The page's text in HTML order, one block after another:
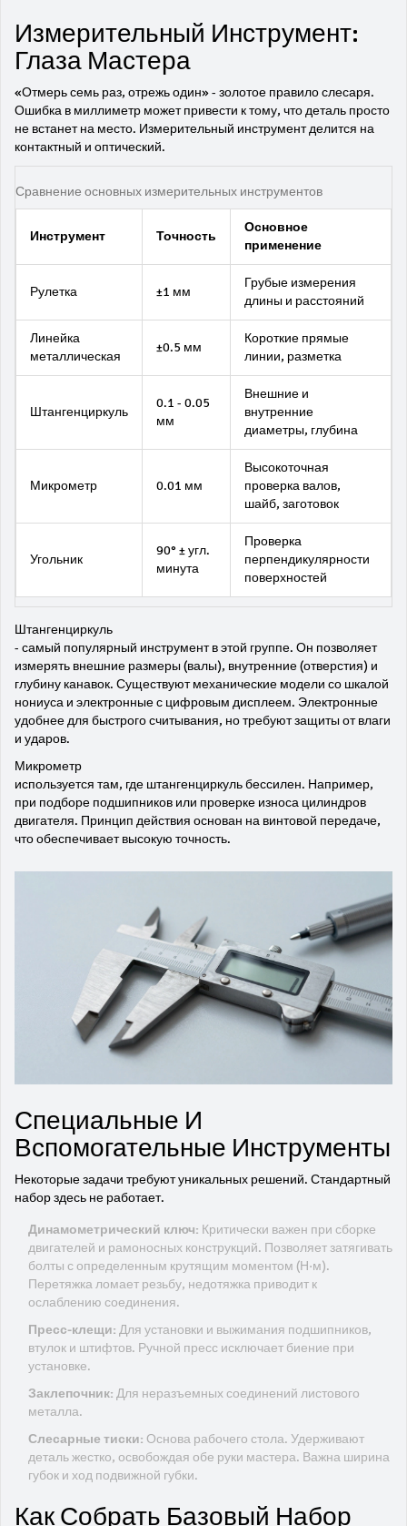
Измерительный Инструмент:
Глаза Мастера
«Отмерь семь раз, отрежь один» - золотое правило слесаря.
Ошибка в миллиметр может привести к тому, что деталь просто
не встанет на место. Измерительный инструмент делится на
контактный и оптический.
Сравнение основных измерительных инструментов
Инструмент Точность
Основное
применение
Рулетка ±1 мм
Грубые измерения
длины и расстояний
Линейка
металлическая
±0.5 мм
Короткие прямые
линии, разметка
Штангенциркуль
0.1 - 0.05
мм
Внешние и
внутренние
диаметры, глубина
Микрометр 0.01 мм
Высокоточная
проверка валов,
шайб, заготовок
Угольник
90° ± угл.
минута
Проверка
перпендикулярности
поверхностей
Штангенциркуль
- самый популярный инструмент в этой группе. Он позволяет
измерять внешние размеры (валы), внутренние (отверстия) и
глубину канавок. Существуют механические модели со шкалой
нониуса и электронные с цифровым дисплеем. Электронные
удобнее для быстрого считывания, но требуют защиты от влаги
и ударов.
Микрометр
используется там, где штангенциркуль бессилен. Например,
при подборе подшипников или проверке износа цилиндров
двигателя. Принцип действия основан на винтовой передаче,
что обеспечивает высокую точность.
Специальные И
Вспомогательные Инструменты
Некоторые задачи требуют уникальных решений. Стандартный
набор здесь не работает.
Динамометрический ключ: Критически важен при сборке
двигателей и рамоносных конструкций. Позволяет затягивать
болты с определенным крутящим моментом (Н·м).
Перетяжка ломает резьбу, недотяжка приводит к
ослаблению соединения.
Пресс-клещи: Для установки и выжимания подшипников,
втулок и штифтов. Ручной пресс исключает биение при
установке.
Заклепочник: Для неразъемных соединений листового
металла.
Слесарные тиски: Основа рабочего стола. Удерживают
деталь жестко, освобождая обе руки мастера. Важна ширина
губок и ход подвижной губки.
Как Собрать Базовый Набор